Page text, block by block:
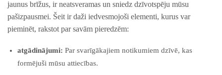
jaunus brīžus, ir neatsveramas un sniedz dzīvotspēju mūsu
pašizpausmei. Šeit ir daži iedvesmojoši elementi, kurus var
pieminēt, rakstot ‌par ‌savām pieredzēm:
atgādinājumi: Par svarīgākajiem notikumiem dzīvē, kas
formējuši mūsu attiecības.